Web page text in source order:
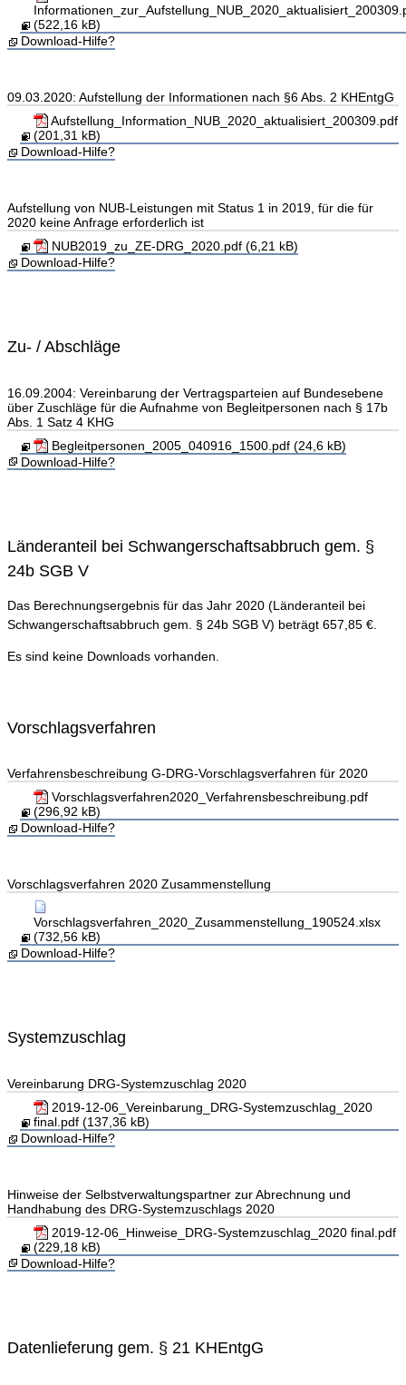
(522,16 kB)
Download-Hilfe?
09.03.2020: Aufstellung der Informationen nach §6 Abs. 2 KHEntgG
Aufstellung_Information_NUB_2020_aktualisiert_200309.pdf
(201,31 kB)
Download-Hilfe?
Aufstellung von NUB-Leistungen mit Status 1 in 2019, für die für
2020 keine Anfrage erforderlich ist
NUB2019_zu_ZE-DRG_2020.pdf (6,21 kB)
Download-Hilfe?
Zu- / Abschläge
16.09.2004: Vereinbarung der Vertragsparteien auf Bundesebene
über Zuschläge für die Aufnahme von Begleitpersonen nach § 17b
Abs. 1 Satz 4 KHG
Begleitpersonen_2005_040916_1500.pdf (24,6 kB)
Download-Hilfe?
Länderanteil bei Schwangerschaftsabbruch gem. §
24b SGB V
Das Berechnungsergebnis für das Jahr 2020 (Länderanteil bei
Schwangerschaftsabbruch gem. § 24b SGB V) beträgt 657,85 €.
Es sind keine Downloads vorhanden.
Vorschlagsverfahren
Verfahrensbeschreibung G-DRG-Vorschlagsverfahren für 2020
Vorschlagsverfahren2020_Verfahrensbeschreibung.pdf
(296,92 kB)
Download-Hilfe?
Vorschlagsverfahren 2020 Zusammenstellung
Vorschlagsverfahren_2020_Zusammenstellung_190524.xlsx
(732,56 kB)
Download-Hilfe?
Systemzuschlag
Vereinbarung DRG-Systemzuschlag 2020
2019-12-06_Vereinbarung_DRG-Systemzuschlag_2020
final.pdf (137,36 kB)
Download-Hilfe?
Hinweise der Selbstverwaltungspartner zur Abrechnung und
Handhabung des DRG-Systemzuschlags 2020
2019-12-06_Hinweise_DRG-Systemzuschlag_2020 final.pdf
(229,18 kB)
Download-Hilfe?
Datenlieferung gem. § 21 KHEntgG